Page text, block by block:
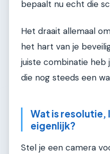
bepaalt nu echt die
Het draait allemaal
het hart van je
juiste combinatie heb
die nog steeds een
Wat is resolutie,
eigenlijk?
Stel je een camera